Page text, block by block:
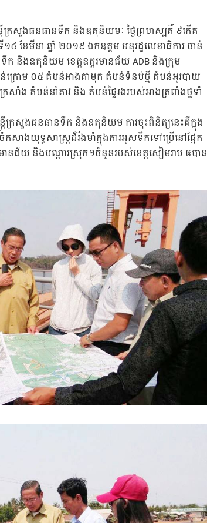
តីក្រសួងធនធានទឹក និងឧតុនិយមៈ ថ្ងៃព្រហស្បតិ៍ ៩កើត
ខែមីនា ឆ្នាំ ២០១៩ ឯកឧត្តម អនុរដ្ឋលេខាធិការ ចាន់
ក និងឧតុនិយម ខេត្តឧត្តរមានជ័យ ADB និងក្រុម
ន់ក្រោម ០៥ តំបន់អាងតាមុក តំបន់ទំនប់ថ្មី តំបន់អូរបាយ
ង តំបន់នាំតាវ និង តំបន់ផ្ទៃរងរបស់អាងត្រពាំងថ្មទាំ
ក្រសួងធនធានទឹក និងឧតុនិយម ការចុះពិនិត្យនេះគឺក្នុង
សាងយុទ្ធសាស្រ្តដ៏រឹងមាំក្នុងការអូសទឹកទៅប្រើនៅផ្នែក
មានជ័យ និងបណ្តារស្រុក១ចំនួនរបស់ខេត្តសៀមរាប ឲបាន